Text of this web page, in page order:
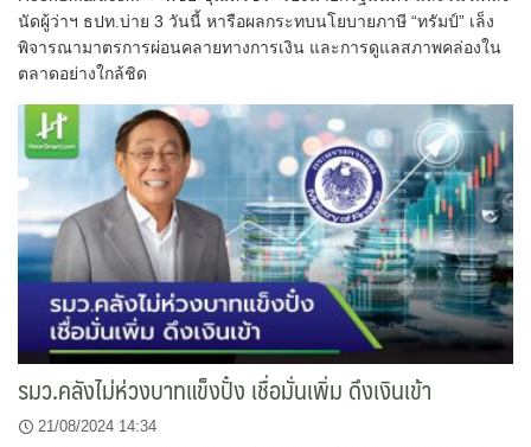
นัดผู้ว่าฯ ธปท.บ่าย 3 วันนี้ หารือผลกระทบนโยบายภาษี “ทรัมป์” เล็ง
พิจารณามาตรการผ่อนคลายทางการเงิน และการดูแลสภาพคล่องใน
ตลาดอย่างใกล้ชิด
รมว.คลังไม่ห่วงบาทแข็งปั๋ง เชื่อมั่นเพิ่ม ดึงเงินเข้า
21/08/2024 14:34